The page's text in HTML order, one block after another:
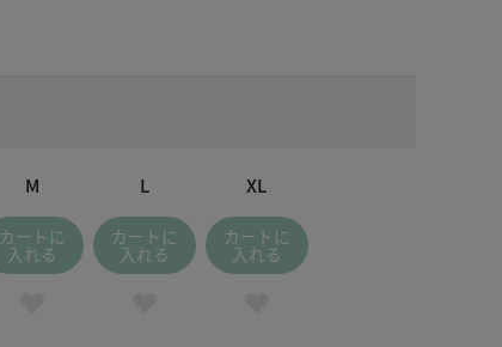
M
カートに
入れる
L
カートに
入れる
XL
カートに
入れる